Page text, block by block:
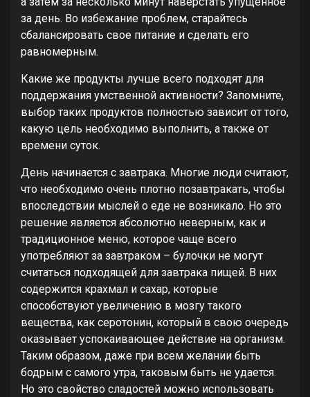
за день. Во избежание проблем, старайтесь
сбалансировать свое питание и сделать его
равномерным.
Какие же продукты лучше всего подходят для
поддержания умственной активности? Запомните,
выбор таких продуктов полностью зависит от того,
какую цель необходимо выполнить, а также от
времени суток.
День начинается с завтрака. Многие люди считают,
что необходимо очень плотно позавтракать, чтобы
впоследствии мыслей о еде не возникало. Но это
решение является абсолютно неверным, как и
традиционное меню, которое чаще всего
употребляют за завтраком – булочки не могут
считаться подходящей для завтрака пищей. В них
содержится крахмал и сахар, которые
способствуют увеличению в мозгу такого
вещества, как серотонин, который в свою очередь
оказывает успокаивающее действие на организм.
Таким образом, даже при всем желании быть
бодрым с самого утра, таковым быть не удается.
Но это свойство сладостей можно использовать